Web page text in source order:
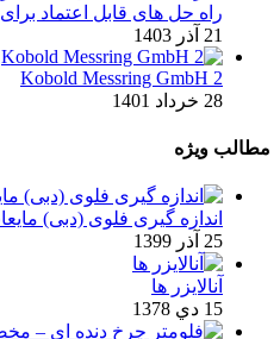
راه حل های قابل اعتماد
21 آذر 1403
2 Kobold Messring GmbH
28 خرداد 1401
مطالب ویژه
اندازه گیری فلوی (دبی)
25 آذر 1399
آنالایزر ها
15 دي 1378